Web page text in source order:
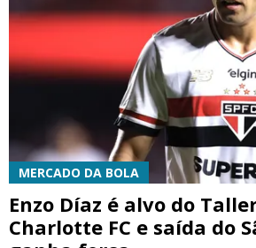
MERCADO DA BOLA
Enzo Díaz é alvo do
Charlotte FC e saída do